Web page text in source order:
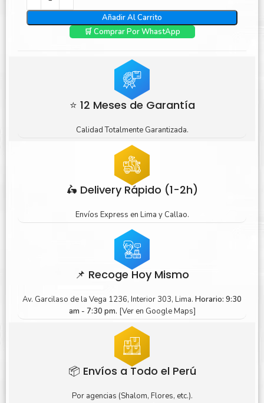
Añadir Al Carrito
🛒 Comprar Por WhastApp
⭐ 12 Meses de Garantía
Calidad Totalmente Garantizada.
🛵 Delivery Rápido (1-2h)
Envíos Express en Lima y Callao.
📌 Recoge Hoy Mismo
Av. Garcilaso de la Vega 1236, Interior 303, Lima. Horario: 9:30
am - 7:30 pm. [Ver en Google Maps]
📦 Envíos a Todo el Perú
Por agencias (Shalom, Flores, etc.).